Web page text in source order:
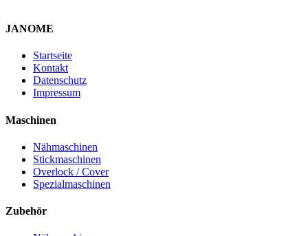
JANOME
Startseite
Kontakt
Datenschutz
Impressum
Maschinen
Nähmaschinen
Stickmaschinen
Overlock / Cover
Spezialmaschinen
Zubehör